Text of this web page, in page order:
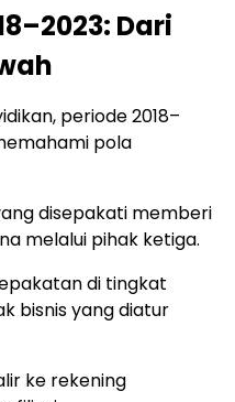
Dari
periode 2018–
pola
disepakati memberi
melalui pihak ketiga.
di tingkat
bisnis yang diatur
ke rekening